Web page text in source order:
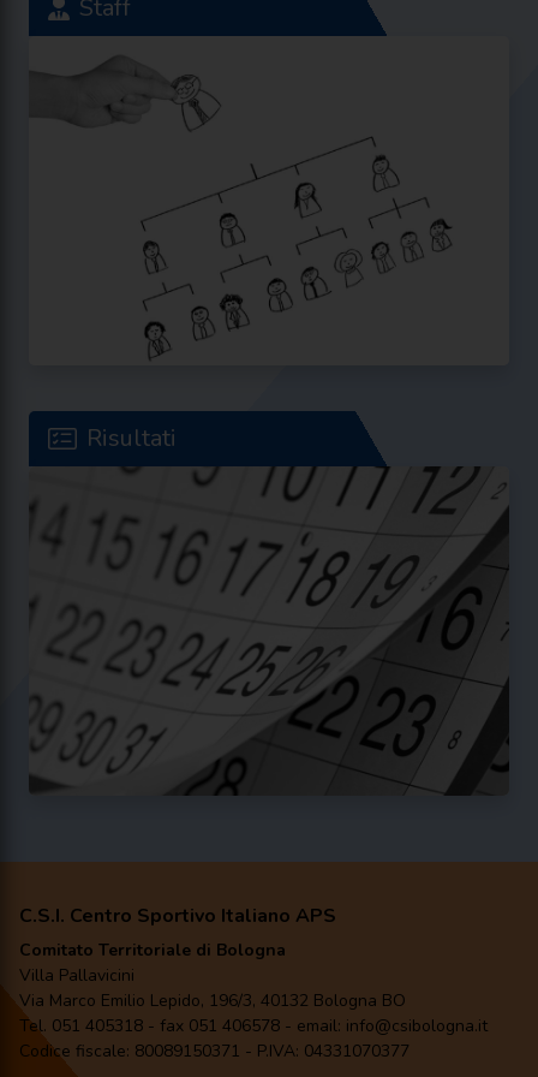
Staff
Risultati
C.S.I. Centro Sportivo Italiano APS
Comitato Territoriale di Bologna
Villa Pallavicini
Via Marco Emilio Lepido, 196/3, 40132 Bologna BO
Tel. 051 405318 - fax 051 406578 - email: info@csibologna.it
Codice fiscale: 80089150371 - P.IVA: 04331070377